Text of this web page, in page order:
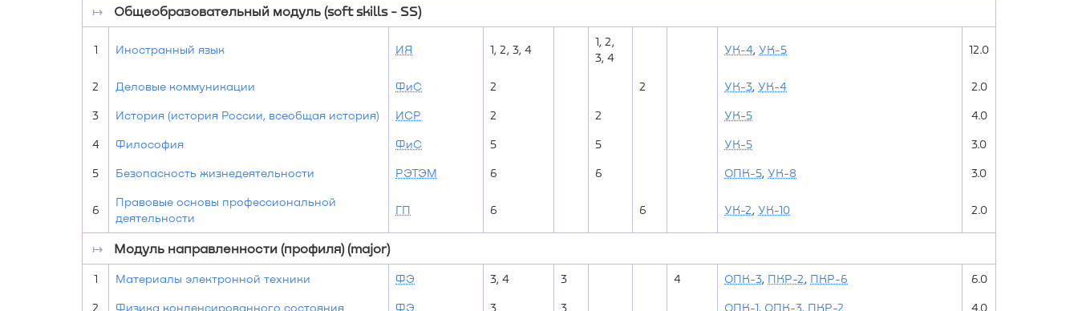
↦ Общеобразовательный модуль (soft skills - SS)
1 Иностранный язык ИЯ 1, 2, 3, 4
1, 2,
3, 4
УК-4, УК-5 12.0
2 Деловые коммуникации ФиС 2 2 УК-3, УК-4 2.0
3 История (история России, всеобщая история) ИСР 2 2 УК-5 4.0
4 Философия ФиС 5 5 УК-5 3.0
5 Безопасность жизнедеятельности РЭТЭМ 6 6 ОПК-5, УК-8 3.0
6
Правовые основы профессиональной
деятельности
ГП 6 6 УК-2, УК-10 2.0
↦ Модуль направленности (профиля) (major)
1 Материалы электронной техники ФЭ 3, 4 3 4 ОПК-3, ПКР-2, ПКР-6 6.0
2 Физика конденсированного состояния ФЭ 3 3 ОПК-1, ОПК-3, ПКР-2 4.0